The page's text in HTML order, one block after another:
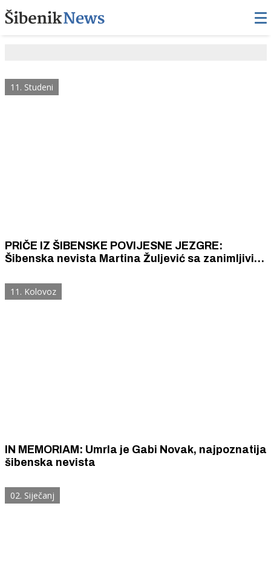
11. Studeni
PRIČE IZ ŠIBENSKE POVIJESNE JEZGRE:
Šibenska nevista Martina Žuljević sa zanimljivim
Šibeniku koji je izabrala za svoj dom
11. Kolovoz
IN MEMORIAM: Umrla je Gabi Novak, najpoznatija
šibenska nevista
02. Siječanj